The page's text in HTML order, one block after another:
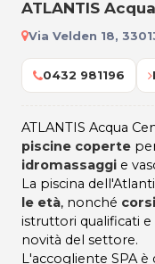
ATLANTIS
Via Velden 18,
0432 981196
ATLANTIS Acqua
piscine coperte
idromassaggi e
La piscina
le età, nonché
istruttori qualificati
novità del settore.
L'accogliente SPA è